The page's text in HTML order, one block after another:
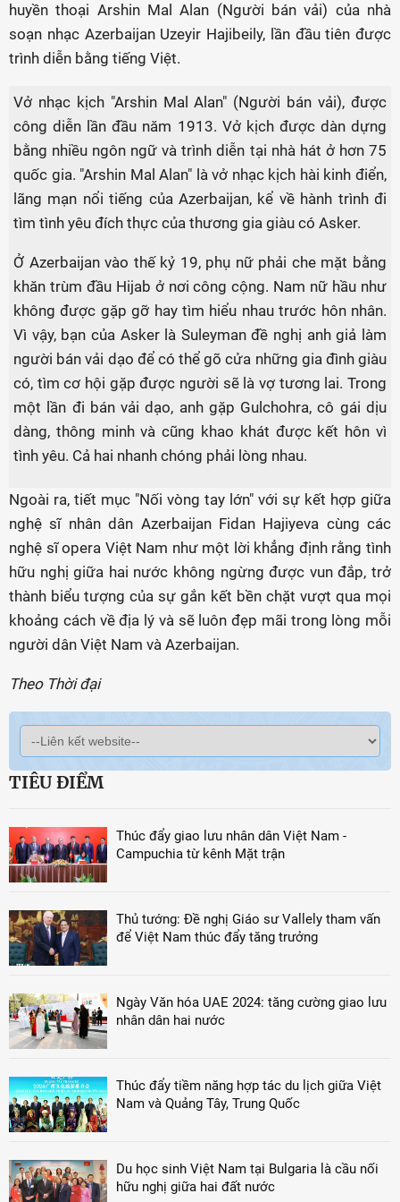
huyền thoại Arshin Mal Alan (Người bán vải) của nhà
soạn nhạc Azerbaijan Uzeyir Hajibeily, lần đầu tiên được
trình diễn bằng tiếng Việt.
Vở nhạc kịch "Arshin Mal Alan" (Người bán vải), được
công diễn lần đầu năm 1913. Vở kịch được dàn dựng
bằng nhiều ngôn ngữ và trình diễn tại nhà hát ở hơn 75
quốc gia. "Arshin Mal Alan" là vở nhạc kịch hài kinh điển,
lãng mạn nổi tiếng của Azerbaijan, kể về hành trình đi
tìm tình yêu đích thực của thương gia giàu có Asker.
Ở Azerbaijan vào thế kỷ 19, phụ nữ phải che mặt bằng
khăn trùm đầu Hijab ở nơi công cộng. Nam nữ hầu như
không được gặp gỡ hay tìm hiểu nhau trước hôn nhân.
Vì vậy, bạn của Asker là Suleyman đề nghị anh giả làm
người bán vải dạo để có thể gõ cửa những gia đình giàu
có, tìm cơ hội gặp được người sẽ là vợ tương lai. Trong
một lần đi bán vải dạo, anh gặp Gulchohra, cô gái dịu
dàng, thông minh và cũng khao khát được kết hôn vì
tình yêu. Cả hai nhanh chóng phải lòng nhau.
Ngoài ra, tiết mục "Nối vòng tay lớn" với sự kết hợp giữa
nghệ sĩ nhân dân Azerbaijan Fidan Hajiyeva cùng các
nghệ sĩ opera Việt Nam như một lời khẳng định rằng tình
hữu nghị giữa hai nước không ngừng được vun đắp, trở
thành biểu tượng của sự gắn kết bền chặt vượt qua mọi
khoảng cách về địa lý và sẽ luôn đẹp mãi trong lòng mỗi
người dân Việt Nam và Azerbaijan.
Theo Thời đại
TIÊU ĐIỂM
Thúc đẩy giao lưu nhân dân Việt Nam -
Campuchia từ kênh Mặt trận
Thủ tướng: Đề nghị Giáo sư Vallely tham vấn
để Việt Nam thúc đẩy tăng trưởng
Ngày Văn hóa UAE 2024: tăng cường giao lưu
nhân dân hai nước
Thúc đẩy tiềm năng hợp tác du lịch giữa Việt
Nam và Quảng Tây, Trung Quốc
Du học sinh Việt Nam tại Bulgaria là cầu nối
hữu nghị giữa hai đất nước